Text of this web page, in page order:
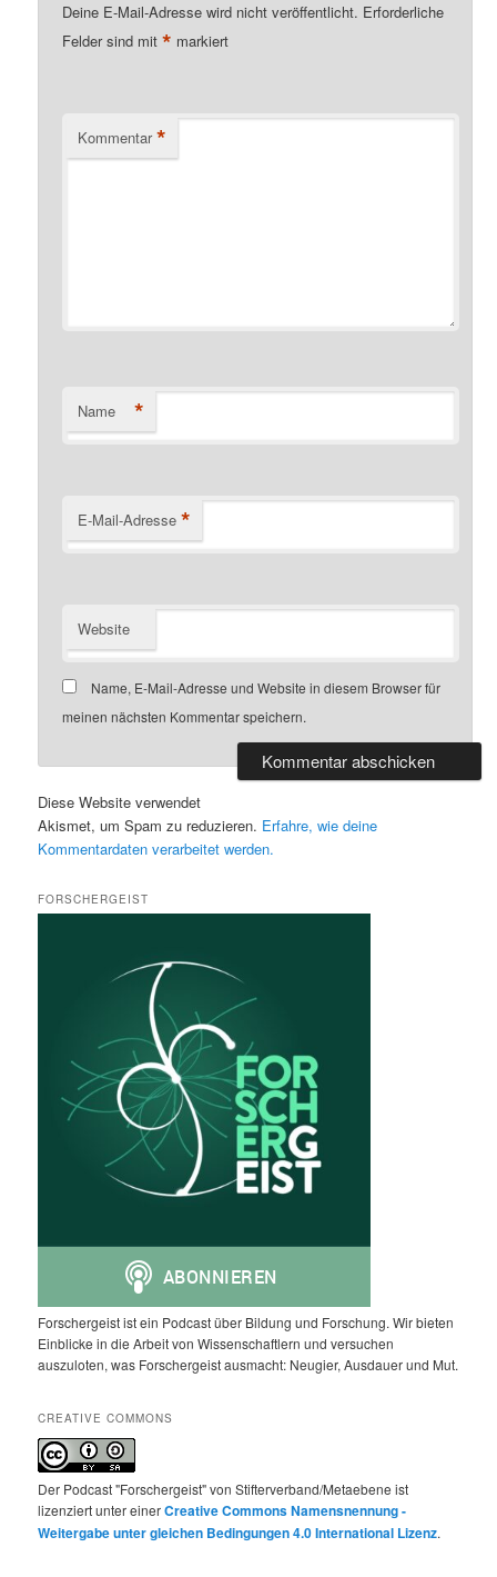
Deine E-Mail-Adresse wird nicht veröffentlicht. Erforderliche
Felder sind mit* markiert
Kommentar *
Name *
E-Mail-Adresse *
Website
Name, E-Mail-Adresse und Website in diesem Browser für
meinen nächsten Kommentar speichern.
Diese Website verwendet
Akismet, um Spam zu reduzieren. Erfahre, wie deine
Kommentardaten verarbeitet werden.
FORSCHERGEIST
Forschergeist ist ein Podcast über Bildung und Forschung. Wir bieten
Einblicke in die Arbeit von Wissenschaftlern und versuchen
auszuloten, was Forschergeist ausmacht: Neugier, Ausdauer und Mut.
CREATIVE COMMONS
Der Podcast "Forschergeist" von Stifterverband/Metaebene ist
lizenziert unter einerCreative Commons Namensnennung -
Weitergabe unter gleichen Bedingungen 4.0 International Lizenz.